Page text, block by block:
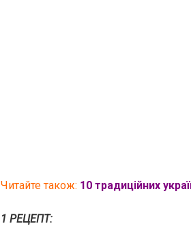
Читайте також: 10 трaдиційних
1 РЕЦЕПТ: